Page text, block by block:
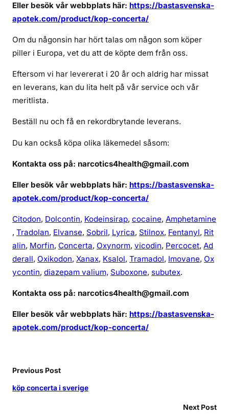
n
l
n
e
Eller besök vår webbplats här: https://bastasvenska-
apotek.com/product/kop-concerta/
Om du någonsin har hört talas om någon som köper
piller i Europa, vet du att de köpte dem från oss.
Eftersom vi har levererat i 20 år och aldrig har missat
en leverans, kan du lita helt på vår service och vår
meritlista.
Beställ nu och få en rekordbrytande leverans.
Du kan också köpa olika läkemedel såsom:
Kontakta oss på: narcotics4health@gmail.com
Eller besök vår webbplats här: https://bastasvenska-
apotek.com/product/kop-concerta/
Citodon, Dolcontin, Kodeinsirap, cocaine, Amphetamine
, Tradolan, Elvanse, Sobril, Lyrica, Stilnox, Fentanyl, Rit
alin, Morfin, Concerta, Oxynorm, vicodin, Percocet, Ad
derall, Oxikodon, Xanax, Ksalol, Tramadol, Imovane, Ox
ycontin, diazepam valium, Suboxone, subutex.
Kontakta oss på: narcotics4health@gmail.com
Eller besök vår webbplats här: https://bastasvenska-
apotek.com/product/kop-concerta/
Previous Post
köp concerta i sverige
Next Post